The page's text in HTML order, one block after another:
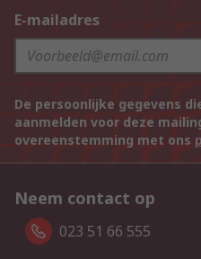
E-mailadres
De persoonlijke gegevens
aanmelden voor deze
overeenstemming met ons
Neem contact op
023 51 66 555